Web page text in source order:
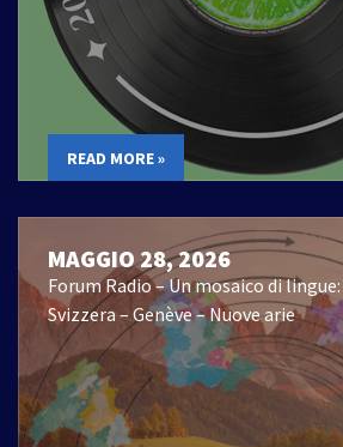
READ MORE »
MAGGIO 28, 2026
Forum Radio – Un mosaico di
Svizzera – Genève – Nuove arie